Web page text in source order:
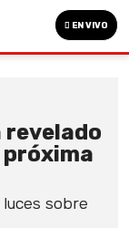
EN VIVO
revelado
próxima
sobre